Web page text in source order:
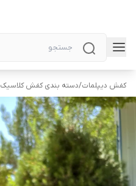
کفش دیپلمات/دسته بندی کفش کلاسیک